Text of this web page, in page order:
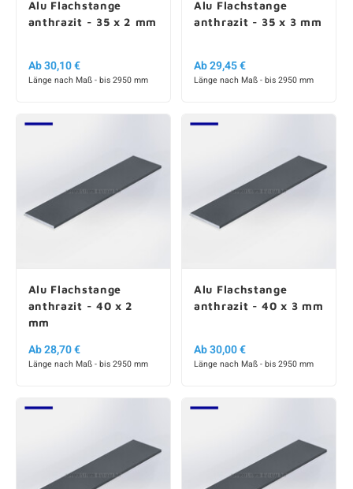
Alu Flachstange
anthrazit - 35 x 2 mm
Ab 30,10 €
Länge nach Maß - bis 2950 mm
Alu Flachstange
anthrazit - 35 x 3 mm
Ab 29,45 €
Länge nach Maß - bis 2950 mm
Alu Flachstange
anthrazit - 40 x 2
mm
Ab 28,70 €
Länge nach Maß - bis 2950 mm
Alu Flachstange
anthrazit - 40 x 3 mm
Ab 30,00 €
Länge nach Maß - bis 2950 mm